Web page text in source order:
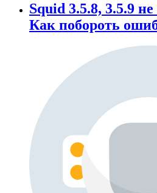
Squid 3.5.8, 3.5.9
Как побороть